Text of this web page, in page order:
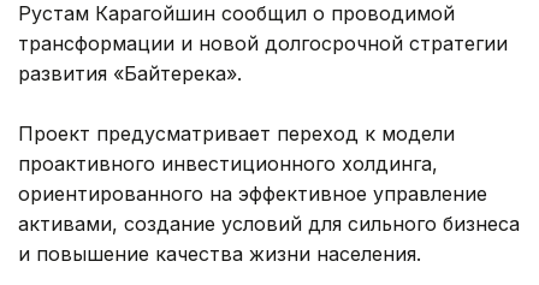
Рустам Карагойшин сообщил о проводимой
трансформации и новой долгосрочной стратегии
развития «Байтерека».
Проект предусматривает переход к модели
проактивного инвестиционного холдинга,
ориентированного на эффективное управление
активами, создание условий для сильного бизнеса
и повышение качества жизни населения.